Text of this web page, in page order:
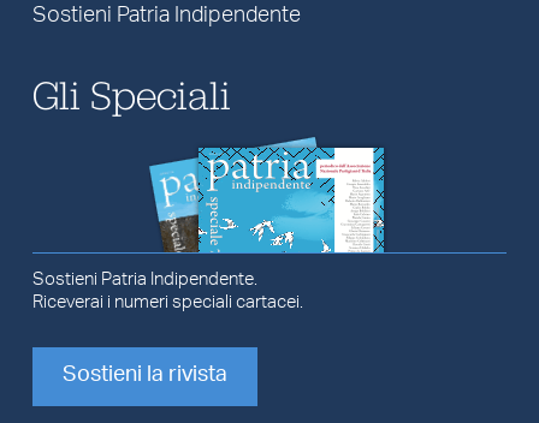
Sostieni Patria Indipendente
Gli Speciali
Sostieni Patria Indipendente.
Riceverai i numeri speciali cartacei.
Sostieni la rivista